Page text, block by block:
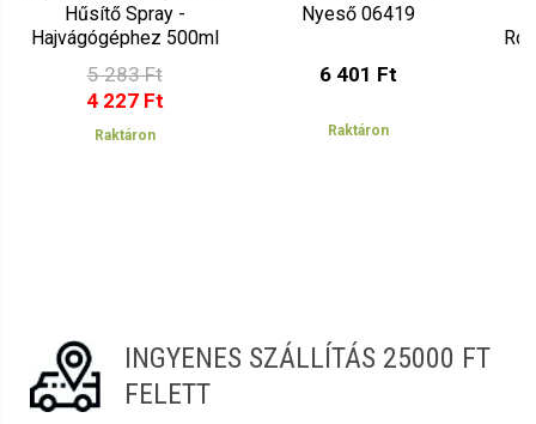
Hűsítő Spray -
Hajvágógéphez 500ml
06395
5 283 Ft
4 227 Ft
Raktáron
Nyeső 06419
6 401 Ft
Raktáron
INGYENES SZÁLLÍTÁS 25000 FT
FELETT